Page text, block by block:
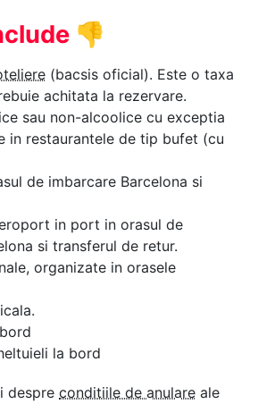
👎
(bacsis oficial). Este o taxa
achitata la rezervare.
sau non-alcoolice cu exceptia
in restaurantele de tip bufet (cu
de imbarcare Barcelona si
in port in orasul de
si transferul de retur.
organizate in orasele
la bord
despre conditiile de anulare ale